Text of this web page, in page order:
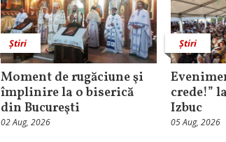
Știri
Moment de rugăciune şi
împlinire la o biserică
din Bucureşti
02 Aug, 2026
Știri
crede!”
Izbuc
05 Aug, 2026